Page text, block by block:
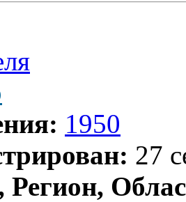
1950
27
Регион,